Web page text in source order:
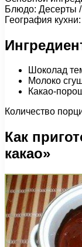
Блюдо: Десерты
География
Шоколад
Молоко
Какао-
Количество
Как
какао»